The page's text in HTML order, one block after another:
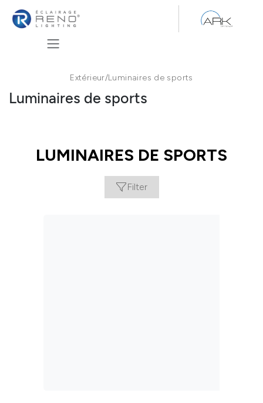
Extérieur/Luminaires de sports
Luminaires de sports
LUMINAIRES DE SPORTS
Filter